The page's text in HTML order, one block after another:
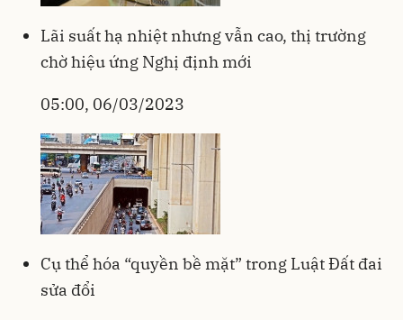
Lãi suất hạ nhiệt nhưng vẫn cao, thị trường
chờ hiệu ứng Nghị định mới
05:00, 06/03/2023
Cụ thể hóa “quyền bề mặt” trong Luật Đất đai
sửa đổi